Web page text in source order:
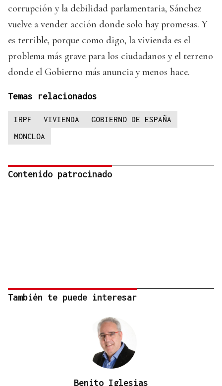
corrupción y la debilidad parlamentaria, Sánchez
vuelve a vender acción donde solo hay promesas. Y
es terrible, porque como digo, la vivienda es el
problema más grave para los ciudadanos y el terreno
donde el Gobierno más anuncia y menos hace.
Temas relacionados
IRPF VIVIENDA
GOBIERNO DE ESPAÑA
MONCLOA
Contenido patrocinado
También te puede interesar
Benito Iglesias